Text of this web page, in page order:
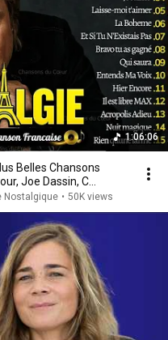
1:06:06
Belles Chansons
Joe Dassin, C
Nostalgique • 50K views